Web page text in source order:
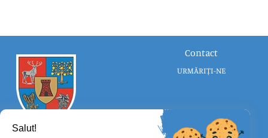
Contact
URMĂRIȚI-NE
Salut!